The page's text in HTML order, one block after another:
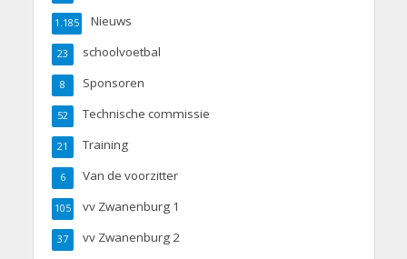
Nieuws
1.185
schoolvoetbal
23
Sponsoren
8
Technische commissie
52
Training
21
Van de voorzitter
6
vv Zwanenburg 1
105
vv Zwanenburg 2
37